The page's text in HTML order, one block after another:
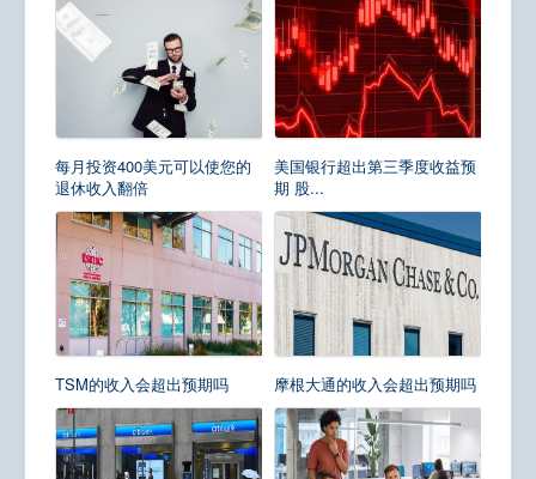
每月投资400美元可以使您的
退休收入翻倍
美国银行超出第三季度收益预
期 股...
TSM的收入会超出预期吗 摩根大通的收入会超出预期吗